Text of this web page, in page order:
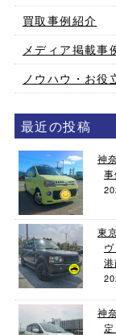
買取事例紹介
メディア掲載事
ノウハウ・お役
最近の投稿
神
東
港
神